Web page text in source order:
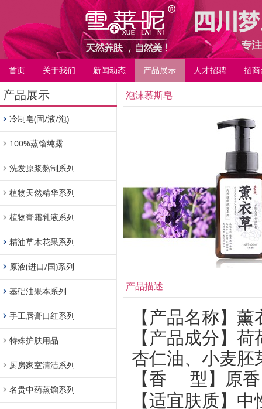
首页 关于我们 新闻动态 产品展示 人才招聘 招
产品展示
冷制皂(固/液/泡)
100%蒸馏纯露
洗发原浆熬制系列
植物天然精华系列
植物膏霜乳液系列
精油草木花果系列
原液(进口/国)系列
基础油果本系列
手工唇膏口红系列
特殊护肤用品
厨房家室清洁系列
名贵中药蒸馏系列
泡沫慕斯皂
产品描述
【产品名称】 薰
【产品成分】
杏仁油、小麦胚
【香
型】原香
【适宜肤质】 中